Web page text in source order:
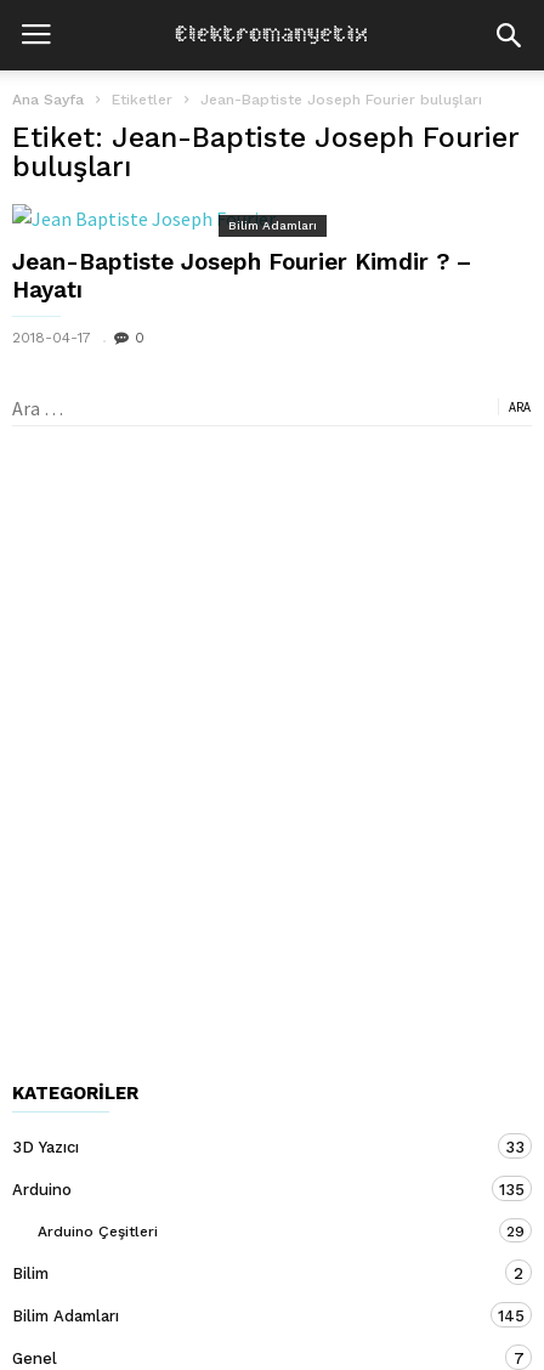
Ana Sayfa Etiketler Jean-Baptiste Joseph Fourier buluşları
Etiket: Jean-Baptiste Joseph Fourier
buluşları
Bilim Adamları
Jean-Baptiste Joseph Fourier Kimdir ? –
Hayatı
2018-04-17 0
Arama:
KATEGORILER
3D Yazıcı 33
Arduino 135
Arduino Çeşitleri 29
Bilim 2
Bilim Adamları 145
Genel 7